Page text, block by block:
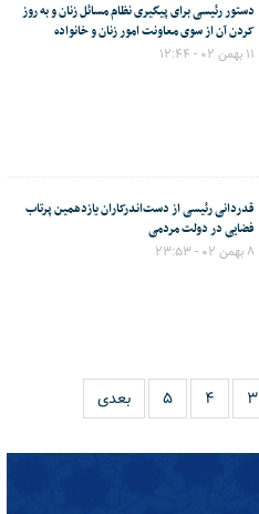
دستور رئیسی برای پیگیری نظام مسائل زنان و به روز
کردن آن از سوی معاونت امور زنان و خانواده
۱۱ بهمن ۰۲ - ۱۲:۴۴
قدردانی رئیسی از دست‌اندرکاران یازدهمین پرتاب
فضایی در دولت مردمی
۸ بهمن ۰۲ - ۲۳:۵۳
۳ ۴ ۵ بعدی